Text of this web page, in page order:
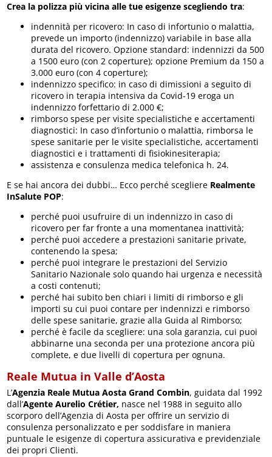
Crea la polizza più vicina alle tue esigenze scegliendo tra:
indennità per ricovero: In caso di infortunio o malattia,
prevede un importo (indennizzo) variabile in base alla
durata del ricovero.​ Opzione standard: indennizzi da 500
a 1500 euro (con 2 coperture); opzione Premium da 150 a
3.000 euro (con 4 coperture);
indennizzo specifico: in caso di dimissioni a seguito di
ricovero in terapia intensiva da Covid-19 eroga un
indennizzo forfettario di 2.000 €;
rimborso spese per visite specialistiche e accertamenti
diagnostici​: In caso d’infortunio o malattia, rimborsa le
spese sanitarie per le visite specialistiche, accertamenti
diagnostici e i trattamenti di fisiokinesiterapia;
assistenza e consulenza medica telefonica h. 24.
E se hai ancora dei dubbi… Ecco perché scegliere Realmente
InSalute POP:
perché puoi usufruire di un indennizzo ​in caso di
ricovero per far fronte a una momentanea inattività;
perché puoi accedere a prestazioni sanitarie private,
contenendo la spesa;
perché puoi integrare le prestazioni del Servizio
Sanitario Nazionale solo quando hai urgenza e necessità
a costi contenuti;
perché hai subito ben chiari i limiti di rimborso e gli
importi su cui puoi contare per indennizzi e rimborso
delle spese sanitarie, grazie alla Guida al Rimborso​;
perché è facile da scegliere: una sola garanzia, cui puoi
abbinarne una seconda per una protezione ancora più
complete, e due livelli di copertura per ognuna.​
Reale Mutua in Valle d’Aosta
L’Agenzia Reale Mutua Aosta Grand Combin, guidata dal 1992
dall’Agente Aurelio Crétier, nasce nel 1988 in seguito allo
scorporo dell’Agenzia di Aosta per offrire un servizio di
consulenza personalizzato e per soddisfare in maniera
puntuale le esigenze di copertura assicurativa e previdenziale
dei propri Clienti.